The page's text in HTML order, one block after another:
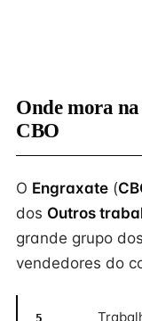
Onde mora
CBO
O Engraxate (
dos Outros
grande grupo
vendedores do
5